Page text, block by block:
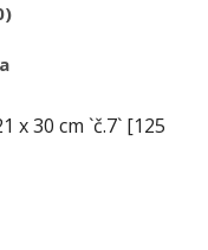
x 30 cm `č.7` [125